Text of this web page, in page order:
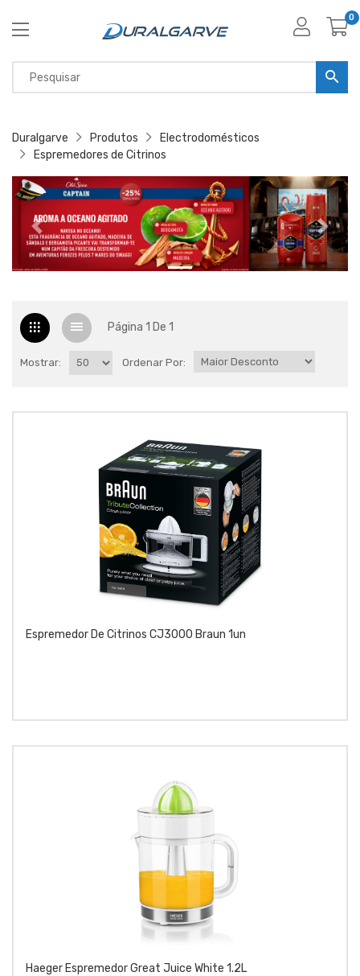
0
Duralgarve Produtos
Electrodomésticos
Espremedores de Citrinos
Página 1 De 1
Mostrar: Ordenar Por:
Espremedor De Citrinos CJ3000 Braun 1un
Haeger Espremedor Great Juice White 1.2L